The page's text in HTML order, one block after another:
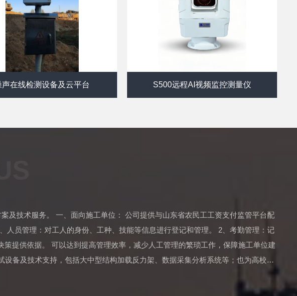
声在线检测设备及云平台 S500远程AI视频监控测量仪
及技术服务。 一、面向施工单位： 公司提供与山东省农民工工资支付监管平台配
员管理：对工人的身份、工种、技能等信息进行登记和管理。 2、考勤管理：记
提供依据。 可以达到提高管理效率，减少人工管理的繁琐工作，保障施工单位建
备及技术支持，包括大中型结构加载反力架、数据采集分析系统等；也为高校科